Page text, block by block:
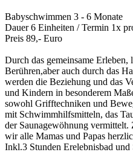
Babyschwimmen 3 - 6 Monate
Dauer 6 Einheiten / Termin 1x
Preis 89,- Euro
Durch das gemeinsame Erleben,
Berühren,aber auch durch das
werden die Beziehung und das
und Kindern in besonderem
sowohl Grifftechniken und
mit Schwimmhilfsmitteln, das
der Saunagewöhnung
wir alle Mamas und Papas
Inkl.3 Stunden Erelebnisbad und